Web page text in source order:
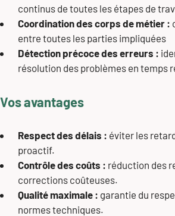
continus de toutes les étapes de
Coordination des corps de métier :
entre toutes les parties impliquées
Détection précoce des erreurs :
résolution des problèmes en temps
Vos avantages
Respect des délais : éviter les
proactif.
Contrôle des coûts : réduction des
corrections coûteuses.
Qualité maximale : garantie du
normes techniques.